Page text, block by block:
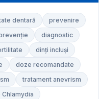
dentară
prevenire
diagnostic
dinți incluși
doze recomandate
tratament anevrism